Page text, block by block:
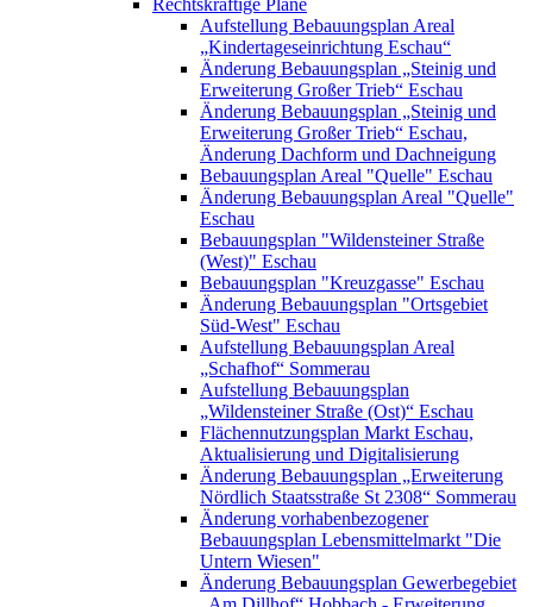
Rechtskräftige Pläne
Aufstellung Bebauungsplan Areal
„Kindertageseinrichtung Eschau“
Änderung Bebauungsplan „Steinig und
Erweiterung Großer Trieb“ Eschau
Änderung Bebauungsplan „Steinig und
Erweiterung Großer Trieb“ Eschau,
Änderung Dachform und Dachneigung
Bebauungsplan Areal "Quelle" Eschau
Änderung Bebauungsplan Areal "Quelle"
Eschau
Bebauungsplan "Wildensteiner Straße
(West)" Eschau
Bebauungsplan "Kreuzgasse" Eschau
Änderung Bebauungsplan "Ortsgebiet
Süd-West" Eschau
Aufstellung Bebauungsplan Areal
„Schafhof“ Sommerau
Aufstellung Bebauungsplan
„Wildensteiner Straße (Ost)“ Eschau
Flächennutzungsplan Markt Eschau,
Aktualisierung und Digitalisierung
Änderung Bebauungsplan „Erweiterung
Nördlich Staatsstraße St 2308“ Sommerau
Änderung vorhabenbezogener
Bebauungsplan Lebensmittelmarkt "Die
Untern Wiesen"
Änderung Bebauungsplan Gewerbegebiet